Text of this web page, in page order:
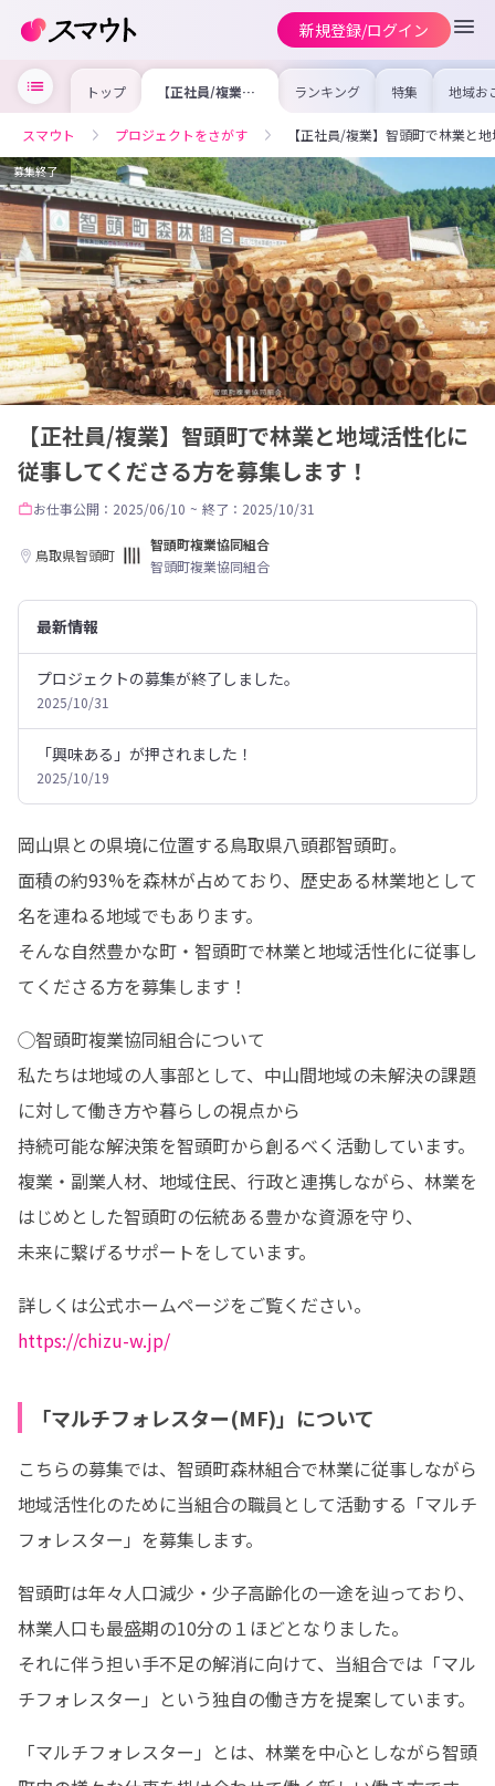
新規登録/ログイン
トップ 【正社員/複業】
智頭町で林業と地
てくださる方を募
集します！
ランキング 特集 地域お
の求
を集め
事内容
を比較
合った
スマウト プロジェクトをさがす 【正社員/複業】智頭町で林業と
募集終了
【正社員/複業】智頭町で林業と地域活性化に
従事してくださる方を募集します！
お仕事公開：2025/06/10 ~ 終了：2025/10/31
鳥取県智頭町
智頭町複業協同組合
智頭町複業協同組合
最新情報
プロジェクトの募集が終了しました。
2025/10/31
「興味ある」が押されました！
2025/10/19
岡山県との県境に位置する鳥取県八頭郡智頭町。
面積の約93%を森林が占めており、歴史ある林業地として
名を連ねる地域でもあります。
そんな自然豊かな町・智頭町で林業と地域活性化に従事し
てくださる方を募集します！
◯智頭町複業協同組合について
私たちは地域の人事部として、中山間地域の未解決の課題
に対して働き方や暮らしの視点から
持続可能な解決策を智頭町から創るべく活動しています。
複業・副業人材、地域住民、行政と連携しながら、林業を
はじめとした智頭町の伝統ある豊かな資源を守り、
未来に繋げるサポートをしています。
https://chizu-w.jp/
「マルチフォレスター(MF)」について
こちらの募集では、智頭町森林組合で林業に従事しながら
地域活性化のために当組合の職員として活動する「マルチ
フォレスター」を募集します。
智頭町は年々人口減少・少子高齢化の一途を辿っており、
林業人口も最盛期の10分の１ほどとなりました。
それに伴う担い手不足の解消に向けて、当組合では「マル
チフォレスター」という独自の働き方を提案しています。
「マルチフォレスター」とは、林業を中心としながら智頭